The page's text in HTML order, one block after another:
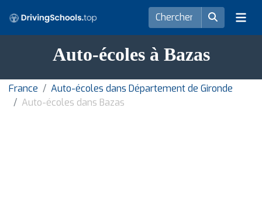
Auto-écoles à Bazas
France
Auto-écoles dans Département de Gironde
Auto-écoles dans Bazas